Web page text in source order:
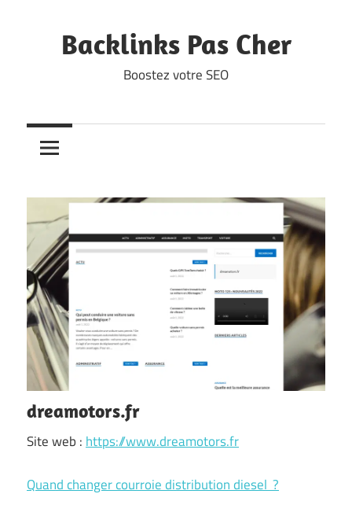
contentBacklinks Pas Cher
Boostez votre SEO
dreamotors.fr
Site web : https://www.dreamotors.fr
Quand changer courroie distribution diesel ?